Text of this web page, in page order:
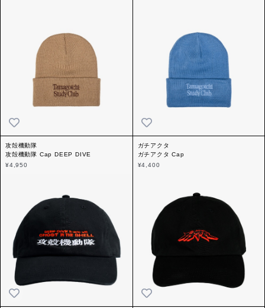
攻殻機動隊
攻殻機動隊 Cap DEEP DIVE
¥4,950
ガチアクタ
ガチアクタ Cap
¥4,400